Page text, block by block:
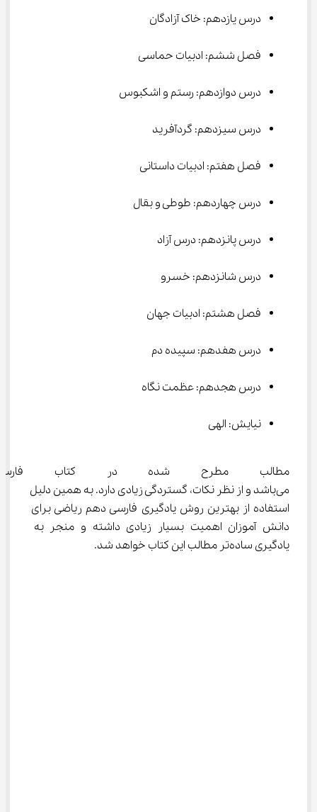
درس یازدهم: خاک آزادگان
فصل ششم: ادبیات حماسی
درس دوازدهم: رستم و اشکبوس
درس سیزدهم: گردآفرید
فصل هفتم: ادبیات داستانی
درس چهاردهم: طوطی و بقال
درس پانزدهم: درس آزاد
درس شانزدهم: خسرو
فصل هشتم: ادبیات جهان
درس هفدهم: سپیده دم
درس هجدهم: عظمت نگاه
نیایش: الهی
مطالب مطرح شده در کتاب
می‌باشد و از نظر نکات، گستردگی زیادی دارد. به همین دلیل
استفاده از بهترین روش یادگیری فارسی دهم ریاضی برای
دانش آموزان اهمیت بسیار زیادی داشته و منجر به
یادگیری ساده‌تر مطالب این کتاب خواهد شد.